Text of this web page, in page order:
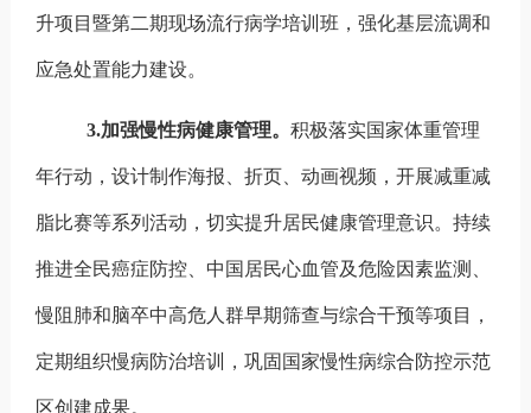
升项目暨第二期现场流行病学培训班，强化基层流调和
应急处置能力建设。
3.加强慢性病健康管理。 积极落实国家体重管理
年行动，设计制作海报、折页、动画视频，开展减重减
脂比赛等系列活动，切实提升居民健康管理意识。持续
推进全民癌症防控、中国居民心血管及危险因素监测、
慢阻肺和脑卒中高危人群早期筛查与综合干预等项目，
定期组织慢病防治培训，巩固国家慢性病综合防控示范
区创建成果。